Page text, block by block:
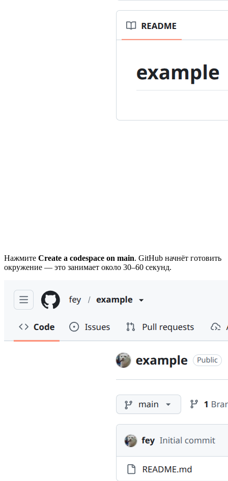
Нажмите Create a codespace on main. GitHub начнёт готовить
окружение — это занимает около 30–60 секунд.